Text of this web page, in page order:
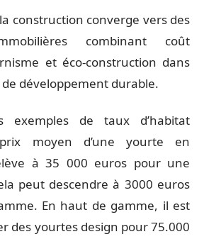
la construction converge vers des
combinant coût
et éco-construction dans
développement durable.
exemples de taux d’habitat
moyen d’une yourte en
à 35 000 euros pour une
peut descendre à 3000 euros
En haut de gamme, il est
des yourtes design pour 75.000